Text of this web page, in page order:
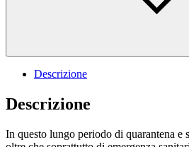
Descrizione
Descrizione
In questo lungo periodo di quarantena e